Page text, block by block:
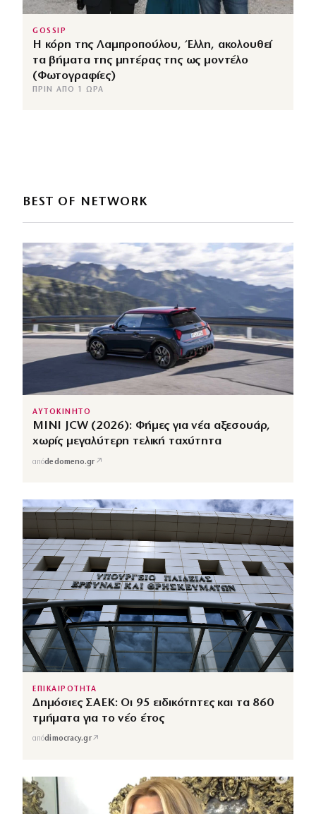
GOSSIP
Η κόρη της Λαμπροπούλου, Έλλη, ακολουθεί
τα βήματα της μητέρας της ως μοντέλο
(Φωτογραφίες)
ΠΡΙΝ ΑΠΌ 1 ΏΡΑ
BEST OF NETWORK
ΑΥΤΟΚΙΝΗΤΟ
MINI JCW (2026): Φήμες για νέα αξεσουάρ,
χωρίς μεγαλύτερη τελική ταχύτητα
απόdedomeno.gr ↗
ΕΠΙΚΑΙΡΟΤΗΤΑ
Δημόσιες ΣΑΕΚ: Οι 95 ειδικότητες και τα 860
τμήματα για το νέο έτος
απόdimocracy.gr↗